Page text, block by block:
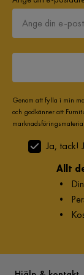
Genom att fylla i min
och godkänner att
Ja, tack!
Allt
•
•
•